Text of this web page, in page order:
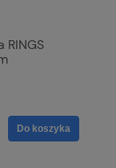
Do koszyka